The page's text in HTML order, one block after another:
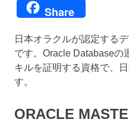
Share
日本オラクルが認定する
です。Oracle Databaseの
キルを証明する資格で、
す。
ORACLE